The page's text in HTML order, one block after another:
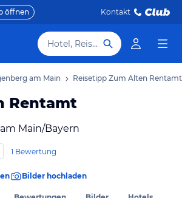
öffnen Kontakt
Hotel, Reiseziel
am Main Reisetipp Zum Alten Rentamt
Rentamt
Main/Bayern
1 Bewertung
Bilder hochladen